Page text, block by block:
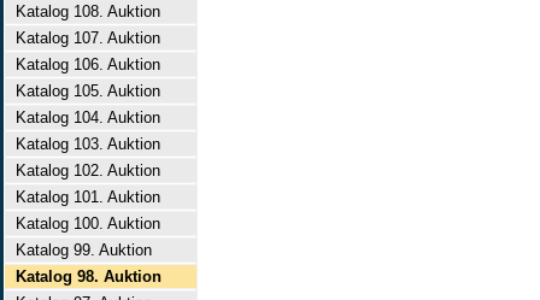
Katalog 108. Auktion
Katalog 107. Auktion
Katalog 106. Auktion
Katalog 105. Auktion
Katalog 104. Auktion
Katalog 103. Auktion
Katalog 102. Auktion
Katalog 101. Auktion
Katalog 100. Auktion
Katalog 99. Auktion
Katalog 98. Auktion